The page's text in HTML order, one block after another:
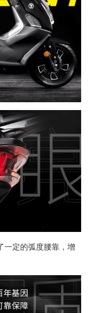
一定的弧度腰靠，增